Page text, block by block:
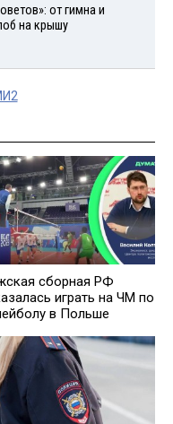
от гимна и
на крышу
сборная РФ
играть на ЧМ по
в Польше